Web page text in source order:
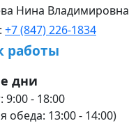
Нина Владимировна
+7 (847) 226-1834
работы
дни
9:00 - 18:00
обеда: 13:00 - 14:00)